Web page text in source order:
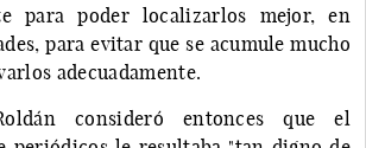
para poder localizarlos mejor, en
para evitar que se acumule mucho
adecuadamente.
consideró entonces que el